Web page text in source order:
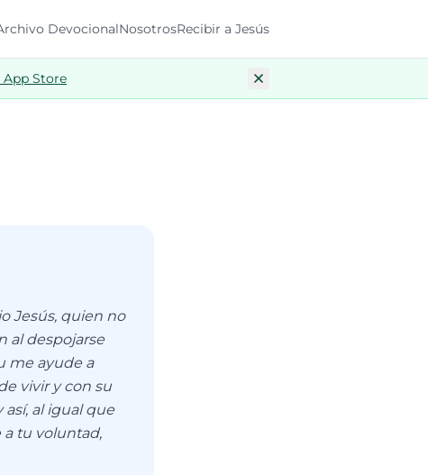
DevocionalNosotrosRecibir a Jesús
App Store
Jesús, quien no
al despojarse
me ayude a
vivir y con su
al igual que
a tu voluntad,